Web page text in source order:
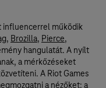
influencerrel működik
, Brozilla, Pierce,
hangulatát. A nyílt
a mérkőzéseket
A Riot Games
a nézőket: a